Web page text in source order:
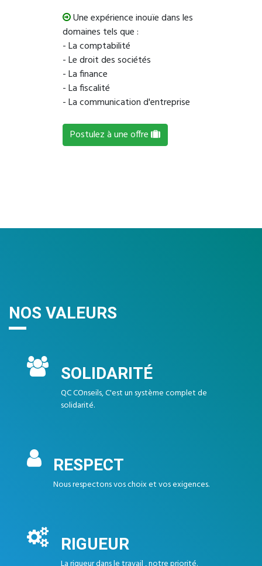
Une expérience inouïe dans les
domaines tels que :
- La comptabilité
- Le droit des sociétés
- La finance
- La fiscalité
- La communication d'entreprise
Postulez à une offre
NOS VALEURS
SOLIDARITÉ
QC COnseils, C'est un système complet de
solidarité.
RESPECT
Nous respectons vos choix et vos exigences.
RIGUEUR